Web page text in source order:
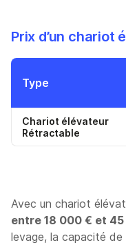
Prix d’un chariot
Type
Chariot élévateur
Rétractable
Avec un chariot
entre 18 000 € et
levage, la capacité